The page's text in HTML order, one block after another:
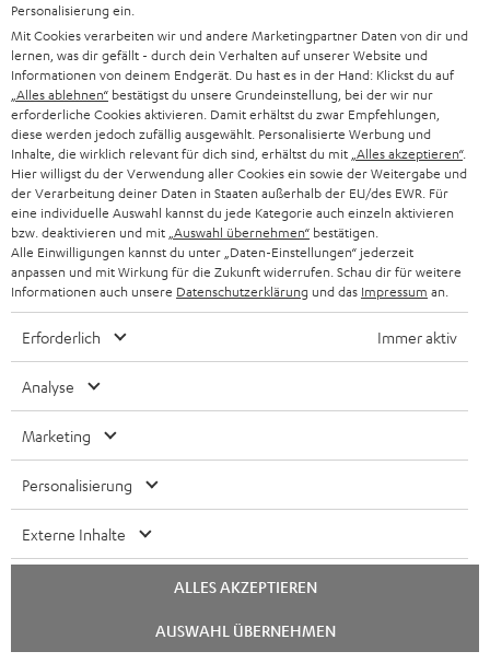
Mehr...
„Es ist schlicht beeindruckend“
mobi-test
17.08.2016
Mehr...
„Klanglich einer der Besten“
Mehr...
Personalisierung ein.
Mit Cookies verarbeiten wir und andere Marketingpartner Daten von dir und
lernen, was dir gefällt - durch dein Verhalten auf unserer Website und
Informationen von deinem Endgerät. Du hast es in der Hand: Klickst du auf
„Alles ablehnen“ bestätigst du unsere Grundeinstellung, bei der wir nur
erforderliche Cookies aktivieren. Damit erhältst du zwar Empfehlungen,
diese werden jedoch zufällig ausgewählt. Personalisierte Werbung und
Inhalte, die wirklich relevant für dich sind, erhältst du mit „Alles akzeptieren“.
Hier willigst du der Verwendung aller Cookies ein sowie der Weitergabe und
der Verarbeitung deiner Daten in Staaten außerhalb der EU/des EWR. Für
eine individuelle Auswahl kannst du jede Kategorie auch einzeln aktivieren
bzw. deaktivieren und mit „Auswahl übernehmen“ bestätigen.
Alle Einwilligungen kannst du unter „Daten-Einstellungen“ jederzeit
anpassen und mit Wirkung für die Zukunft widerrufen. Schau dir für weitere
Informationen auch unsere Datenschutzerklärung und das Impressum an.
Erforderlich Immer aktiv
Analyse
Marketing
Personalisierung
Externe Inhalte
ALLES AKZEPTIEREN
AUSWAHL ÜBERNEHMEN